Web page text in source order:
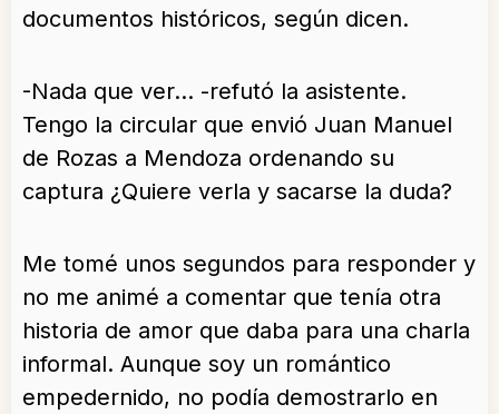
documentos históricos, según dicen.
-Nada que ver… -refutó la asistente.
Tengo la circular que envió Juan Manuel
de Rozas a Mendoza ordenando su
captura ¿Quiere verla y sacarse la duda?
Me tomé unos segundos para responder y
no me animé a comentar que tenía otra
historia de amor que daba para una charla
informal. Aunque soy un romántico
empedernido, no podía demostrarlo en